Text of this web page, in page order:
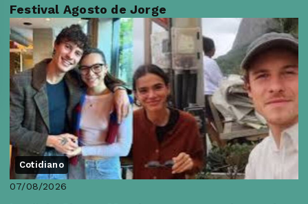
Festival Agosto de Jorge
Cotidiano
07/08/2026